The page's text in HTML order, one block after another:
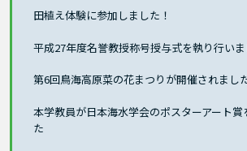
田植え体験に参加しました！
平成27年度名誉教授称号授与式を執り行い
第6回鳥海高原菜の花まつりが開催されまし
本学教員が日本海水学会のポスターアート賞
た